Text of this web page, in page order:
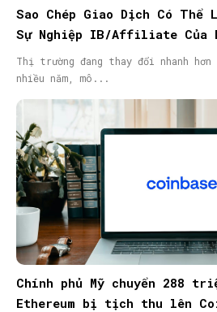
Sao Chép Giao Dịch Có Thể
Sự Nghiệp IB/Affiliate Của
Thị trường đang thay đổi nhanh hơn
nhiều năm, mô...
Chính phủ Mỹ chuyển 288
Ethereum bị tịch thu lên